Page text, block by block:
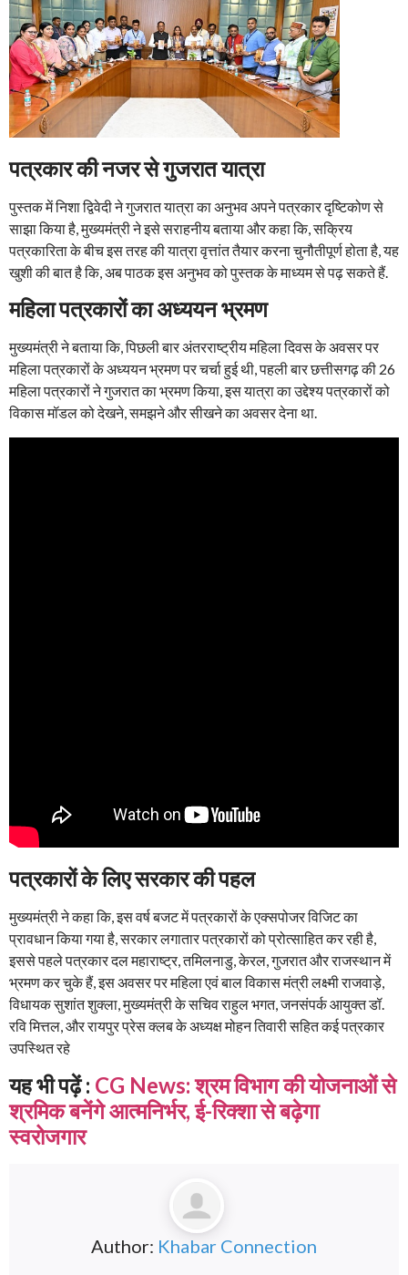
पत्रकार की नजर से गुजरात यात्रा
पुस्तक में निशा द्विवेदी ने गुजरात यात्रा का अनुभव अपने पत्रकार दृष्टिकोण से
साझा किया है, मुख्यमंत्री ने इसे सराहनीय बताया और कहा कि, सक्रिय
पत्रकारिता के बीच इस तरह की यात्रा वृत्तांत तैयार करना चुनौतीपूर्ण होता है, यह
खुशी की बात है कि, अब पाठक इस अनुभव को पुस्तक के माध्यम से पढ़ सकते हैं.
महिला पत्रकारों का अध्ययन भ्रमण
मुख्यमंत्री ने बताया कि, पिछली बार अंतरराष्ट्रीय महिला दिवस के अवसर पर
महिला पत्रकारों के अध्ययन भ्रमण पर चर्चा हुई थी, पहली बार छत्तीसगढ़ की 26
महिला पत्रकारों ने गुजरात का भ्रमण किया, इस यात्रा का उद्देश्य पत्रकारों को
विकास मॉडल को देखने, समझने और सीखने का अवसर देना था.
पत्रकारों के लिए सरकार की पहल
मुख्यमंत्री ने कहा कि, इस वर्ष बजट में पत्रकारों के एक्सपोजर विजिट का
प्रावधान किया गया है, सरकार लगातार पत्रकारों को प्रोत्साहित कर रही है,
इससे पहले पत्रकार दल महाराष्ट्र, तमिलनाडु, केरल, गुजरात और राजस्थान में
भ्रमण कर चुके हैं, इस अवसर पर महिला एवं बाल विकास मंत्री लक्ष्मी राजवाड़े,
विधायक सुशांत शुक्ला, मुख्यमंत्री के सचिव राहुल भगत, जनसंपर्क आयुक्त डॉ.
रवि मित्तल, और रायपुर प्रेस क्लब के अध्यक्ष मोहन तिवारी सहित कई पत्रकार
उपस्थित रहे
यह भी पढ़ें : CG News: श्रम विभाग की योजनाओं से
श्रमिक बनेंगे आत्मनिर्भर, ई-रिक्शा से बढ़ेगा
स्वरोजगार
Author: Khabar Connection